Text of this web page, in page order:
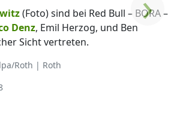
(Foto) sind bei Red Bull – BORA –
Denz, Emil Herzog, und Ben
Sicht vertreten.
Roth | Roth